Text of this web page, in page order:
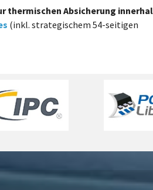
thermischen Absicherung
(inkl. strategischem 54-seitigen